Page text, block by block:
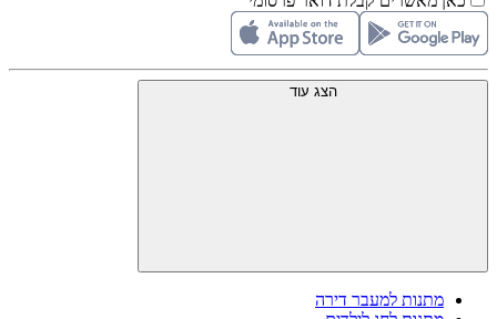
הצג עוד
מתנות למעבר דירה